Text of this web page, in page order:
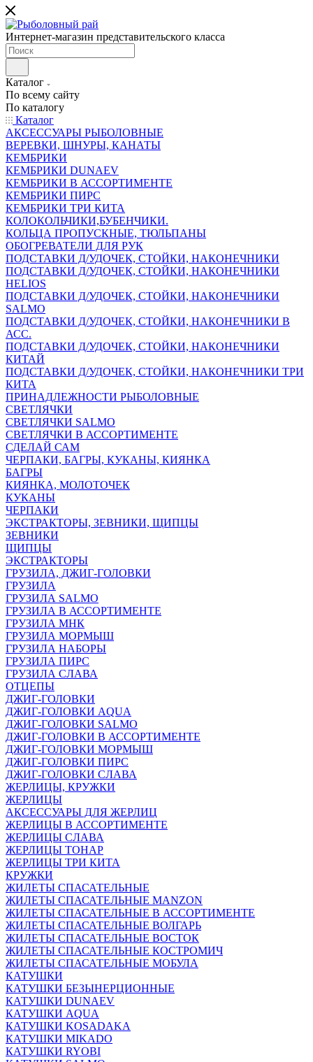
Интернет-магазин представительского класса
Каталог
По всему сайту
По каталогу
Каталог
АКСЕССУАРЫ РЫБОЛОВНЫЕ
ВЕРЕВКИ, ШНУРЫ, КАНАТЫ
КЕМБРИКИ
КЕМБРИКИ DUNAEV
КЕМБРИКИ В АССОРТИМЕНТЕ
КЕМБРИКИ ПИРС
КЕМБРИКИ ТРИ КИТА
КОЛОКОЛЬЧИКИ,БУБЕНЧИКИ.
КОЛЬЦА ПРОПУСКНЫЕ, ТЮЛЬПАНЫ
ОБОГРЕВАТЕЛИ ДЛЯ РУК
ПОДСТАВКИ Д/УДОЧЕК, СТОЙКИ, НАКОНЕЧНИКИ
ПОДСТАВКИ Д/УДОЧЕК, СТОЙКИ, НАКОНЕЧНИКИ
HELIOS
ПОДСТАВКИ Д/УДОЧЕК, СТОЙКИ, НАКОНЕЧНИКИ
SALMO
ПОДСТАВКИ Д/УДОЧЕК, СТОЙКИ, НАКОНЕЧНИКИ В
АСС.
ПОДСТАВКИ Д/УДОЧЕК, СТОЙКИ, НАКОНЕЧНИКИ
КИТАЙ
ПОДСТАВКИ Д/УДОЧЕК, СТОЙКИ, НАКОНЕЧНИКИ ТРИ
КИТА
ПРИНАДЛЕЖНОСТИ РЫБОЛОВНЫЕ
СВЕТЛЯЧКИ
СВЕТЛЯЧКИ SALMO
СВЕТЛЯЧКИ В АССОРТИМЕНТЕ
СДЕЛАЙ САМ
ЧЕРПАКИ, БАГРЫ, КУКАНЫ, КИЯНКА
БАГРЫ
КИЯНКА, МОЛОТОЧЕК
КУКАНЫ
ЧЕРПАКИ
ЭКСТРАКТОРЫ, ЗЕВНИКИ, ЩИПЦЫ
ЗЕВНИКИ
ЩИПЦЫ
ЭКСТРАКТОРЫ
ГРУЗИЛА, ДЖИГ-ГОЛОВКИ
ГРУЗИЛА
ГРУЗИЛА SALMO
ГРУЗИЛА В АССОРТИМЕНТЕ
ГРУЗИЛА МНК
ГРУЗИЛА МОРМЫШ
ГРУЗИЛА НАБОРЫ
ГРУЗИЛА ПИРС
ГРУЗИЛА СЛАВА
ОТЦЕПЫ
ДЖИГ-ГОЛОВКИ
ДЖИГ-ГОЛОВКИ AQUA
ДЖИГ-ГОЛОВКИ SALMO
ДЖИГ-ГОЛОВКИ В АССОРТИМЕНТЕ
ДЖИГ-ГОЛОВКИ МОРМЫШ
ДЖИГ-ГОЛОВКИ ПИРС
ДЖИГ-ГОЛОВКИ СЛАВА
ЖЕРЛИЦЫ, КРУЖКИ
ЖЕРЛИЦЫ
АКСЕССУАРЫ ДЛЯ ЖЕРЛИЦ
ЖЕРЛИЦЫ В АССОРТИМЕНТЕ
ЖЕРЛИЦЫ СЛАВА
ЖЕРЛИЦЫ ТОНАР
ЖЕРЛИЦЫ ТРИ КИТА
КРУЖКИ
ЖИЛЕТЫ СПАСАТЕЛЬНЫЕ
ЖИЛЕТЫ СПАСАТЕЛЬНЫЕ MANZON
ЖИЛЕТЫ СПАСАТЕЛЬНЫЕ В АССОРТИМЕНТЕ
ЖИЛЕТЫ СПАСАТЕЛЬНЫЕ ВОЛГАРЬ
ЖИЛЕТЫ СПАСАТЕЛЬНЫЕ ВОСТОК
ЖИЛЕТЫ СПАСАТЕЛЬНЫЕ КОСТРОМИЧ
ЖИЛЕТЫ СПАСАТЕЛЬНЫЕ МОБУЛА
КАТУШКИ
КАТУШКИ БЕЗЫНЕРЦИОННЫЕ
КАТУШКИ DUNAEV
КАТУШКИ AQUA
КАТУШКИ KOSADAKA
КАТУШКИ MIKADO
КАТУШКИ RYOBI